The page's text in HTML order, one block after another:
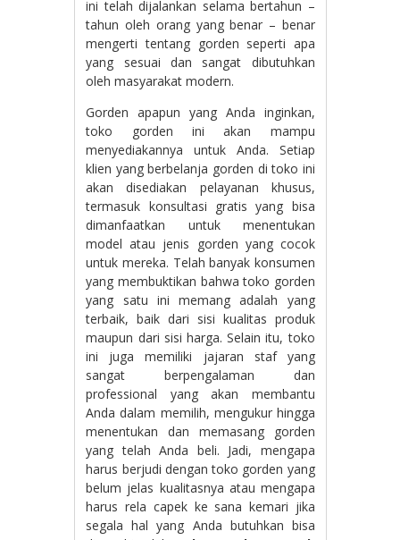
ini telah dijalankan selama bertahun –
tahun oleh orang yang benar – benar
mengerti tentang gorden seperti apa
yang sesuai dan sangat dibutuhkan
oleh masyarakat modern.
Gorden apapun yang Anda inginkan,
toko gorden ini akan mampu
menyediakannya untuk Anda. Setiap
klien yang berbelanja gorden di toko ini
akan disediakan pelayanan khusus,
termasuk konsultasi gratis yang bisa
dimanfaatkan untuk menentukan
model atau jenis gorden yang cocok
untuk mereka. Telah banyak konsumen
yang membuktikan bahwa toko gorden
yang satu ini memang adalah yang
terbaik, baik dari sisi kualitas produk
maupun dari sisi harga. Selain itu, toko
ini juga memiliki jajaran staf yang
sangat berpengalaman dan
professional yang akan membantu
Anda dalam memilih, mengukur hingga
menentukan dan memasang gorden
yang telah Anda beli. Jadi, mengapa
harus berjudi dengan toko gorden yang
belum jelas kualitasnya atau mengapa
harus rela capek ke sana kemari jika
segala hal yang Anda butuhkan bisa